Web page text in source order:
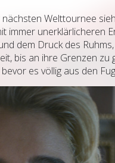
Welttournee
immer unerklärlicheren
dem Druck des
bis an ihre Grenzen
es völlig aus den